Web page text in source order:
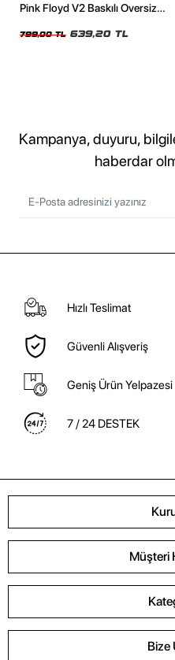
Pink Floyd V2 Baskılı Oversize
799,00 TL 639,20 TL
Kampanya, duyuru,
haberdar
Hızlı Teslimat
Güvenli Alışveriş
Geniş Ürün Yelpazesi
7 / 24 DESTEK
Müşteri
Bize